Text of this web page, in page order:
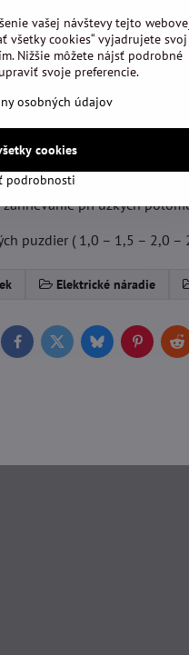
Popis Recenzie 0
ako pri skľučovadle.
25 000 ot./min.
uložený vo dvojitom
pri úzkych
puzdier ( 1,0 – 1,5 – 2,0 –
Elektrické náradie
FacebookTwitterBluesky
vašej návštevy tejto
všetky cookies“ vyjadrujete svoj
Nižšie môžete nájsť podrobné
svoje preferencie.
osobných údajov
podrobnosti
cookies